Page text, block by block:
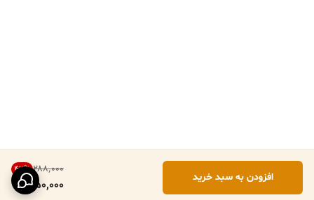
۲۸۸٬۰۰۰ 47%
150,000
افزودن به سبد خرید